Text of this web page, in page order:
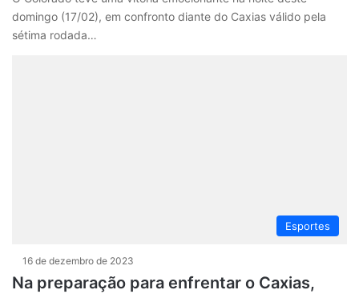
domingo (17/02), em confronto diante do Caxias válido pela
sétima rodada…
Esportes
16 de dezembro de 2023
Na preparação para enfrentar o Caxias,